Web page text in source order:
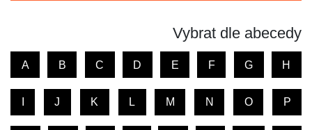
Vybrat dle abecedy
A B C D E F G H
J K L M N O P